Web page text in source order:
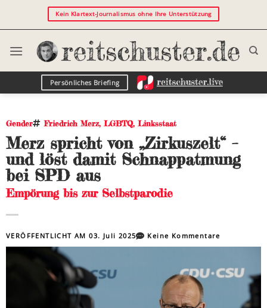
Kein Klartext-Journalismus ohne Ihre Unterstützung
Persönliches Briefing
Gender Friedrich Merz, LGBTQ, Linksstaat
Merz spricht von „Zirkuszelt“ –
und löst damit Schnappatmung
bei SPD aus
Empörung bis zur Selbstparodie
VERÖFFENTLICHT AM03. Juli 2025 Keine Kommentare